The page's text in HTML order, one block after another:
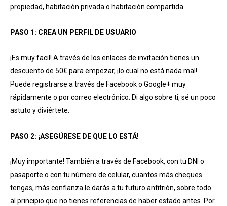
propiedad, habitación privada o habitación compartida.
PASO 1: CREA UN PERFIL DE USUARIO
¡Es muy facil! A través de los enlaces de invitación tienes un
descuento de 50€ para empezar, ¡lo cual no está nada mal!
Puede registrarse a través de Facebook o Google+ muy
rápidamente o por correo electrónico. Di algo sobre ti, sé un poco
astuto y diviértete.
PASO 2: ¡ASEGÚRESE DE QUE LO ESTÁ!
¡Muy importante! También a través de Facebook, con tu DNI o
pasaporte o con tu número de celular, cuantos más cheques
tengas, más confianza le darás a tu futuro anfitrión, sobre todo
al principio que no tienes referencias de haber estado antes. Por